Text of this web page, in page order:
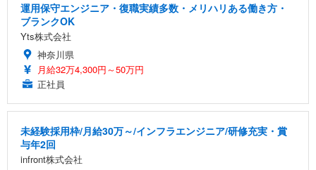
運用保守エンジニア・復職実績多数・メリハリある働き方・
ブランクOK
Yts株式会社
神奈川県
月給32万4,300円～50万円
正社員
未経験採用枠/月給30万～/インフラエンジニア/研修充実・賞
与年2回
infront株式会社